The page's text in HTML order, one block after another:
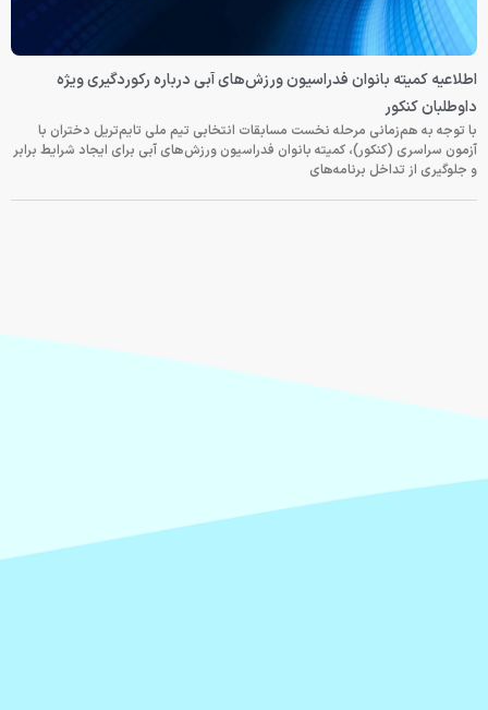
اطلاعیه کمیته بانوان فدراسیون ورزش‌های آبی درباره رکوردگیری ویژه
داوطلبان کنکور
با توجه به هم‌زمانی مرحله نخست مسابقات انتخابی تیم ملی تایم‌تریل دختران با
آزمون سراسری (کنکور)، کمیته بانوان فدراسیون ورزش‌های آبی برای ایجاد شرایط برابر
و جلوگیری از تداخل برنامه‌های